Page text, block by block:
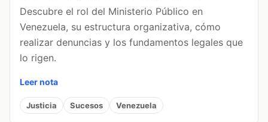
Descubre el rol del Ministerio Público en
Venezuela, su estructura organizativa, cómo
realizar denuncias y los fundamentos legales que
lo rigen.
Leer nota
Justicia Sucesos Venezuela